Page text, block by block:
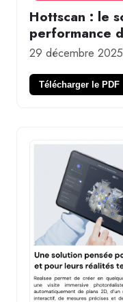
Hottscan : le
performance
29 décembre 2025
Télécharger le PDF